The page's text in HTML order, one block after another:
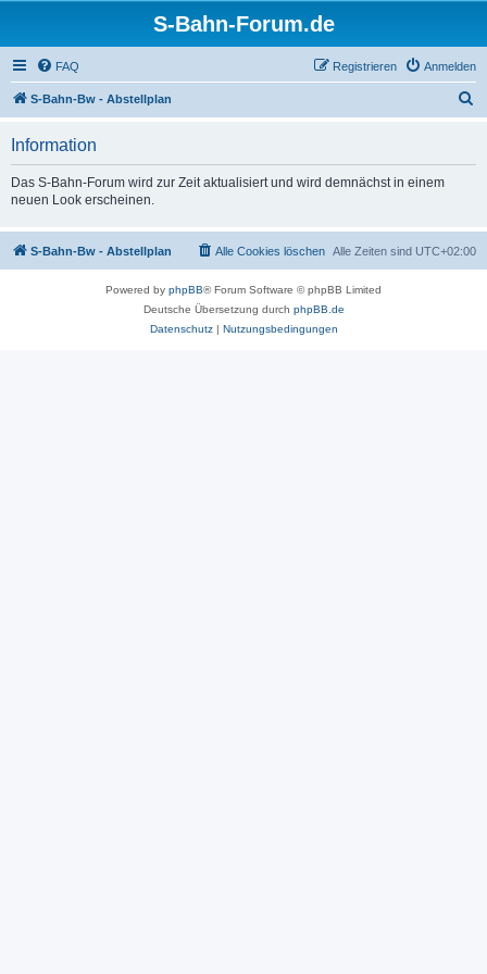
S-Bahn-Forum.de
FAQ Anmelden
Registrieren
S-Bahn-Bw - Abstellplan
Information
Das S-Bahn-Forum wird zur Zeit aktualisiert und wird demnächst in einem
neuen Look erscheinen.
S-Bahn-Bw - Abstellplan Alle Zeiten sind UTC+02:00
Alle Cookies löschen
Powered by phpBB® Forum Software © phpBB Limited
Deutsche Übersetzung durch phpBB.de
Datenschutz| Nutzungsbedingungen